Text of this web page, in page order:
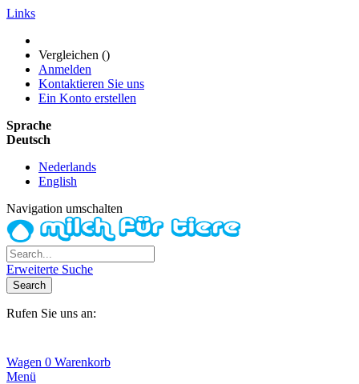
Links
Vergleichen ()
Anmelden
Kontaktieren Sie uns
Ein Konto erstellen
Sprache
Deutsch
Nederlands
English
Navigation umschalten
Erweiterte Suche
Search
Rufen Sie uns an:
Wagen 0 Warenkorb
Menü